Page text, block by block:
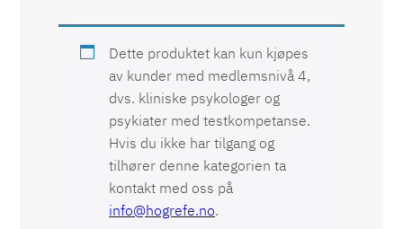
Dette produktet kan kun kjøpes
av kunder med medlemsnivå 4,
dvs. kliniske psykologer og
psykiater med testkompetanse.
Hvis du ikke har tilgang og
tilhører denne kategorien ta
kontakt med oss på
info@hogrefe.no.